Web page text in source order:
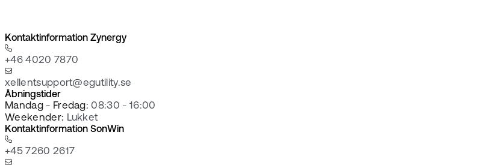
Kontaktinformation Zynergy
+46 4020 7870
xellentsupport@egutility.se
Åbningstider
Mandag - Fredag: 08:30 - 16:00
Weekender: Lukket
Kontaktinformation SonWin
+45 7260 2617